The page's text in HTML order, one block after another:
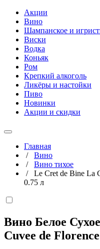
Акции
Вино
Шампанское и
Виски
Водка
Коньяк
Ром
Крепкий алкоголь
Ликёры и настойки
Пиво
Новинки
Акции и скидки
Главная
/ Вино
/ Вино тихое
/ Le Cret de Bine La
0.75 л
Вино Белое
Cuvee de